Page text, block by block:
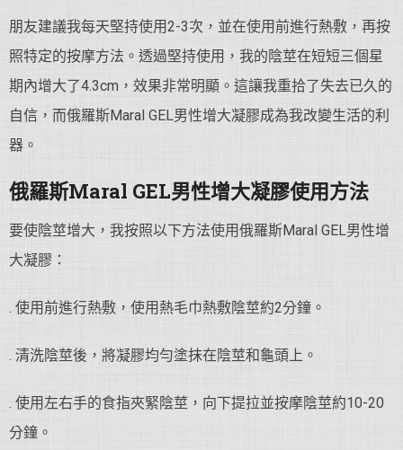
朋友建議我每天堅持使用2-3次，並在使用前進行熱敷，再按
照特定的按摩方法。透過堅持使用，我的陰莖在短短三個星
期內增大了4.3cm，效果非常明顯。這讓我重拾了失去已久的
自信，而俄羅斯Maral GEL男性增大凝膠成為我改變生活的利
器。
俄羅斯Maral GEL男性增大凝膠使用方法
要使陰莖增大，我按照以下方法使用俄羅斯Maral GEL男性增
大凝膠：
. 使用前進行熱敷，使用熱毛巾熱敷陰莖約2分鐘。
. 清洗陰莖後，將凝膠均勻塗抹在陰莖和龜頭上。
. 使用左右手的食指夾緊陰莖，向下提拉並按摩陰莖約10-20
分鐘。